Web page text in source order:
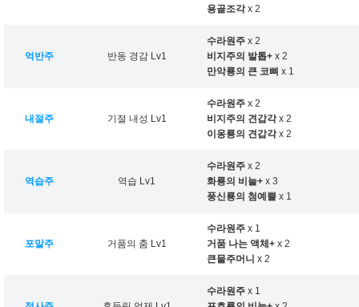
용골조각x 2
억반주 반동 경감 Lv1
수라원주 x 2
비지주의 발톱+ x 2
만악룡의 큰 코뼈 x 1
내절주 기절 내성 Lv1
수라원주 x 2
비지주의 견갑각x 2
이옹룡의 견갑각x 2
역습주 역습 Lv1
수라원주 x 2
화룡의 비늘+ x 3
풍신룡의 첨예뿔 x 1
포말주 거품의 춤 Lv1
수라원주 x 1
거품 나는 액체+ x 2
큰물주머니 x 2
수라원주 x 1